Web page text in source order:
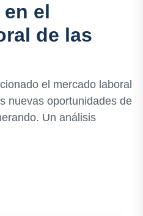
el
de las
el mercado laboral
nuevas oportunidades de
Un análisis